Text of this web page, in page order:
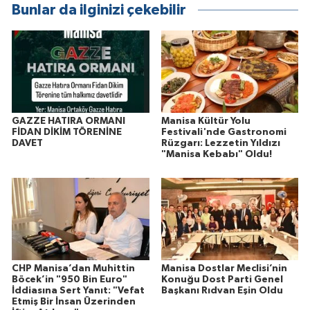
Bunlar da ilginizi çekebilir
GAZZE HATIRA ORMANI
FİDAN DİKİM TÖRENİNE
DAVET
Manisa Kültür Yolu
Festivali'nde Gastronomi
Rüzgarı: Lezzetin Yıldızı
"Manisa Kebabı" Oldu!
CHP Manisa’dan Muhittin
Böcek’in "950 Bin Euro"
İddiasına Sert Yanıt: "Vefat
Etmiş Bir İnsan Üzerinden
Manisa Dostlar Meclisi’nin
Konuğu Dost Parti Genel
Başkanı Rıdvan Eşin Oldu